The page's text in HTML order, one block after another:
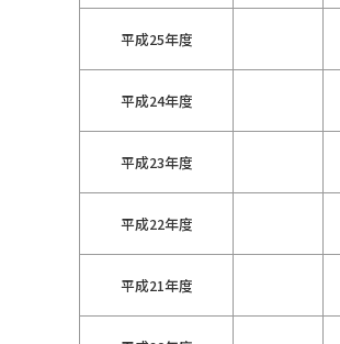
平成25年度
平成24年度
平成23年度
平成22年度
平成21年度